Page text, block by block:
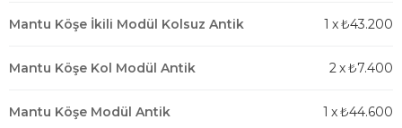
Mantu Köşe İkili Modül Kolsuz Antik 1 x₺43.200
Mantu Köşe Kol Modül Antik 2x₺7.400
Mantu Köşe Modül Antik 1 x₺44.600